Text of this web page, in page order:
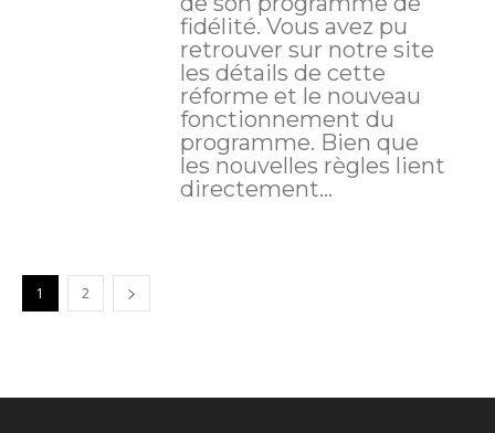
fidélité. Vous avez pu
retrouver sur notre site
les détails de cette
réforme et le nouveau
fonctionnement du
programme. Bien que
les nouvelles règles lient
directement...
1 2